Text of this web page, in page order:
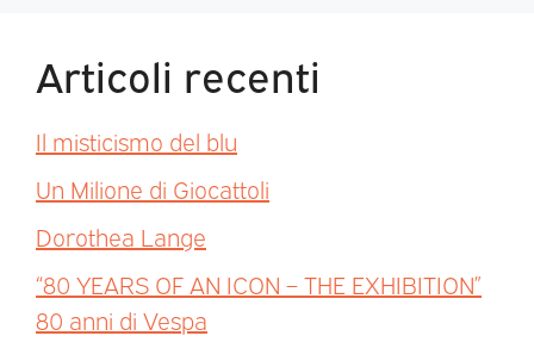
Articoli recenti
Il misticismo del blu
Un Milione di Giocattoli
Dorothea Lange
“80 YEARS OF AN ICON – THE EXHIBITION”
80 anni di Vespa